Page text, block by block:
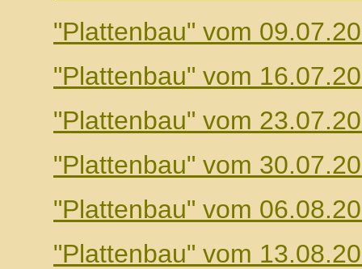
"Plattenbau" vom
"Plattenbau" vom
"Plattenbau" vom
"Plattenbau" vom
"Plattenbau" vom
"Plattenbau" vom